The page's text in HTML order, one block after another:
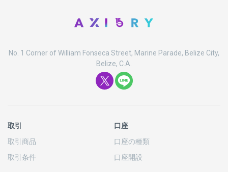
No. 1 Corner of William Fonseca Street, Marine Parade, Belize City,
Belize, C.A.
取引
取引商品
取引条件
口座
口座の種類
口座開設